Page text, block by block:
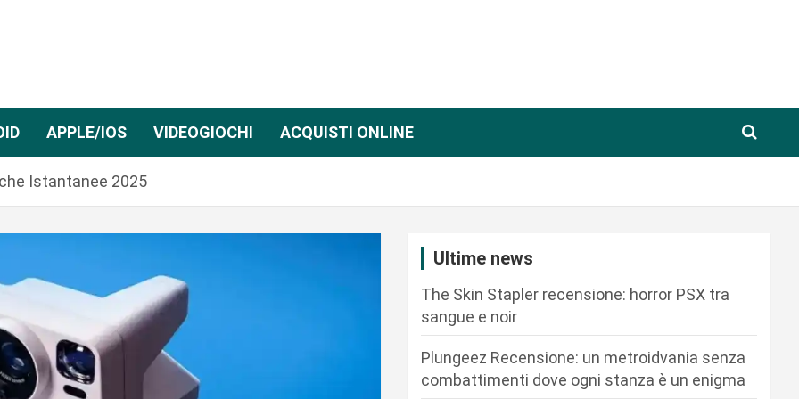
APPLE/IOS VIDEOGIOCHI ACQUISTI ONLINE
Istantanee 2025
Ultime news
The Skin Stapler recensione: horror PSX tra
sangue e noir
Plungeez Recensione: un metroidvania senza
combattimenti dove ogni stanza è un enigma